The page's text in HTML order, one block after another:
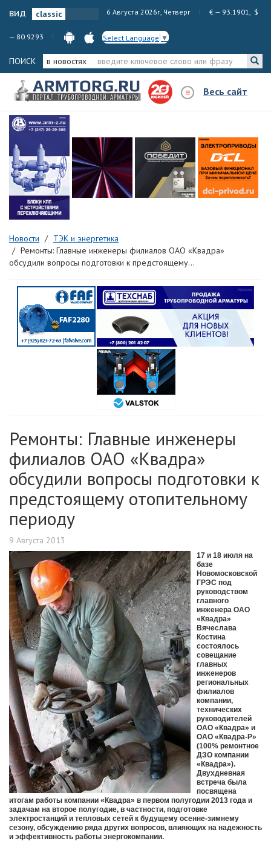
вид 6 Августа 2026г, Четверг € — 93.1901, $
— 80.9293 Select Language ▼
ПОИСК в новостях
Весь сайт
Новости
ТЭК и энергетика
Ремонты: Главные инженеры филиалов ОАО «Квадра»
обсудили вопросы подготовки к предстоящему...
Ремонты: Главные инженеры
филиалов ОАО «Квадра»
обсудили вопросы подготовки к
предстоящему отопительному
периоду
9 Августа 2013
17 и 18 июля на
базе
Новомосковской
ГРЭС под
руководством
главного
инженера ОАО
«Квадра»
Вячеслава
Костина
состоялось
совещание
главных
инженеров
региональных
филиалов
компании,
технических
руководителей
ОАО «Квадра» и
ОАО «Квадра-Р»
(100% ремонтное
ДЗО компании
«Квадра»).
Двухдневная
встреча была
посвящена
итогам работы компании «Квадра» в первом полугодии 2013 года и
задачам на второе полугодие, в частности, подготовке
электростанций и тепловых сетей к будущему осенне-зимнему
сезону, обсуждению ряда других вопросов, влияющих на надежность
и эффективность работы энергокомпании.